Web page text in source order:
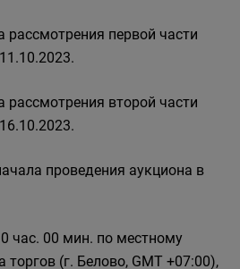
рассмотрения первой части
рассмотрения второй части
проведения аукциона в
час. 00 мин. по местному
торгов (г. Белово, GMT +07:00),